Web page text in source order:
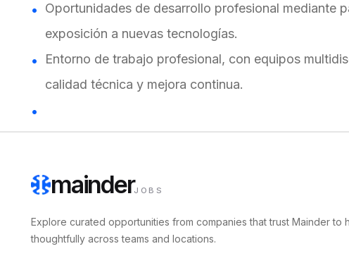
Oportunidades de desarrollo profesional mediante
exposición a nuevas tecnologías.
Entorno de trabajo profesional, con equipos
calidad técnica y mejora continua.
mainderJOBS
Explore curated opportunities from companies that trust Mainder to
thoughtfully across teams and locations.